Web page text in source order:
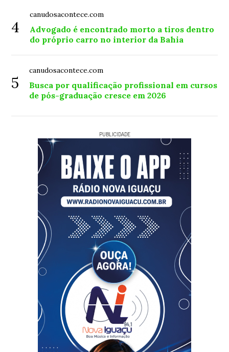
4
canudosacontece.com
Advogado é encontrado morto a tiros dentro
do próprio carro no interior da Bahia
5
canudosacontece.com
Busca por qualificação profissional em cursos
de pós-graduação cresce em 2026
PUBLICIDADE